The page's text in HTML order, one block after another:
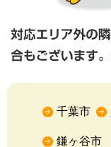
千葉市
鎌ヶ谷市